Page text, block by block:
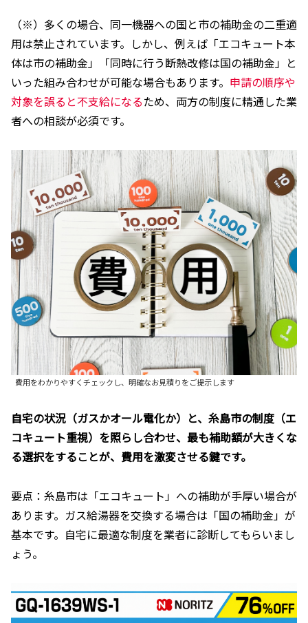
（※）多くの場合、同一機器への国と市の補助金の二重適
用は禁止されています。しかし、例えば「エコキュート本
体は市の補助金」「同時に行う断熱改修は国の補助金」と
いった組み合わせが可能な場合もあります。 申請の順序や
対象を誤ると不支給になるため、両方の制度に精通した業
者への相談が必須です。
費用をわかりやすくチェックし、明確なお見積りをご提示します
自宅の状況（ガスかオール電化か）と、糸島市の制度（エ
コキュート重視）を照らし合わせ、最も補助額が大きくな
る選択をすることが、費用を激変させる鍵です。
要点：糸島市は「エコキュート」への補助が手厚い場合が
あります。ガス給湯器を交換する場合は「国の補助金」が
基本です。自宅に最適な制度を業者に診断してもらいまし
ょう。